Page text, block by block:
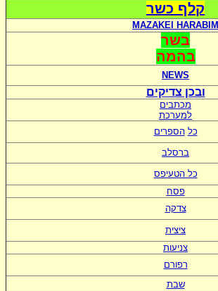
קלף כשר
MAZAKEI HARABIM
בשר
בהמה
NEWS
ובכן צדיקים
מכתבים
למערכת
כל הספרים
ברסלב
כל הטעיפס
פסח
צדקה
ציצית
צניעות
רפורם
שבת